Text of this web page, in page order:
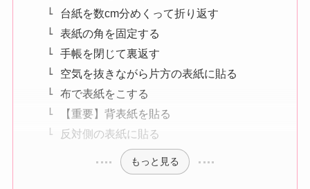
台紙を数cm分めくって折り返す
表紙の角を固定する
手帳を閉じて裏返す
空気を抜きながら片方の表紙に貼る
布で表紙をこする
【重要】背表紙を貼る
反対側の表紙に貼る
もっと見る